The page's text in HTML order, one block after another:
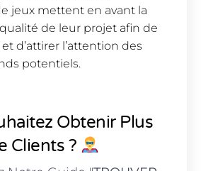
jeux mettent en avant la
de leur projet afin de
d’attirer l’attention des
potentiels.
Obtenir Plus
Clients ?